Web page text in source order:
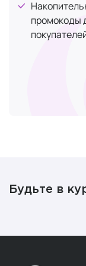
промокоды
Будьте в